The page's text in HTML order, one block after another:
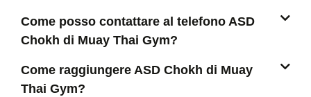
Come posso contattare al telefono ASD
Chokh di Muay Thai Gym?
Come raggiungere ASD Chokh di Muay
Thai Gym?